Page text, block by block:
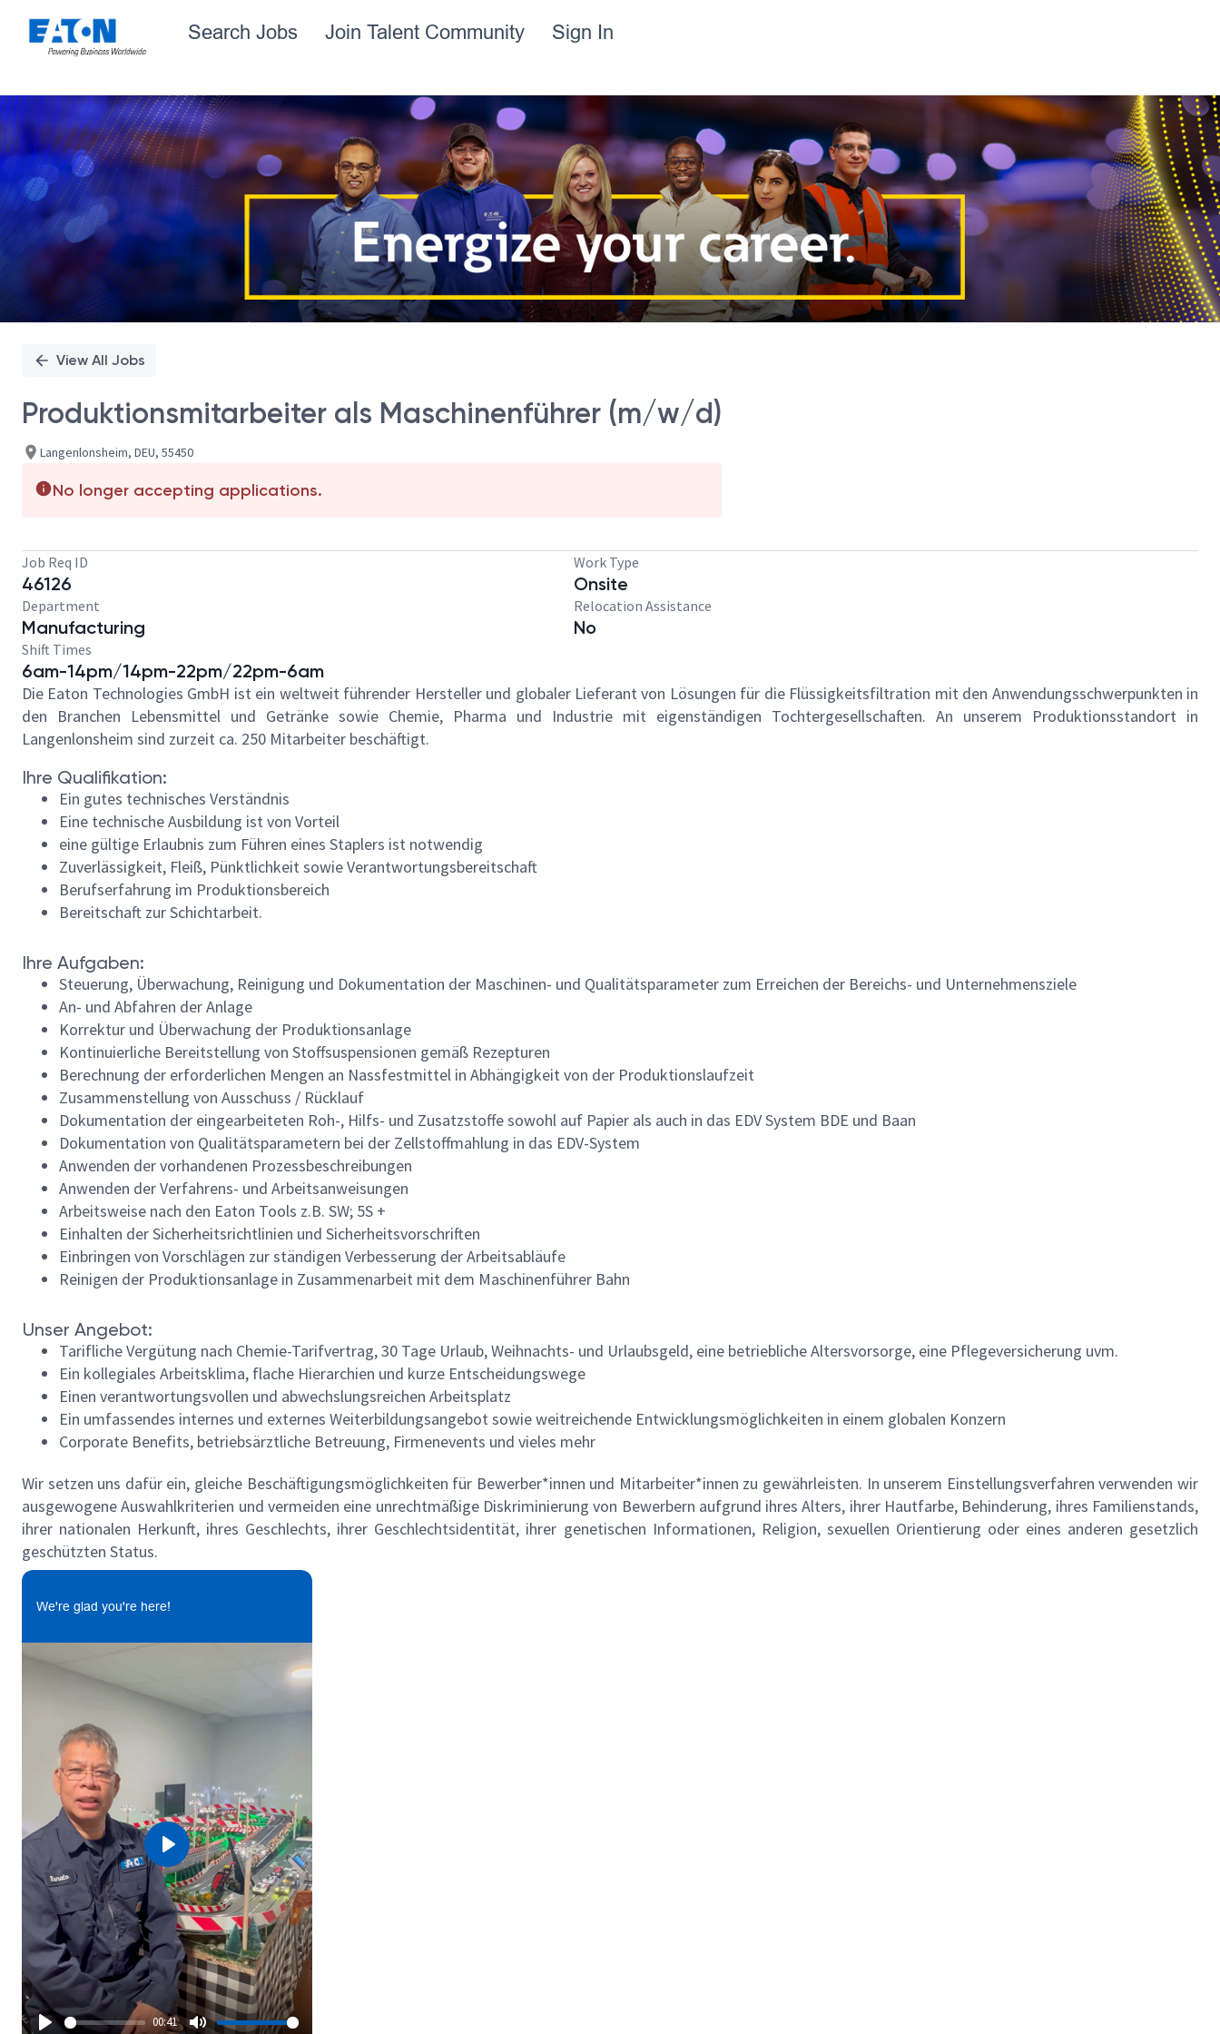
Search Jobs Join Talent Community Sign In
Single
Position
View All Jobs
Produktionsmitarbeiter als Maschinenführer (m/w/d)
Langenlonsheim, DEU, 55450
No longer accepting applications.
Job Req ID
46126
Work Type
Onsite
Department
Manufacturing
Relocation Assistance
No
Shift Times
6am-14pm/14pm-22pm/22pm-6am
Die Eaton Technologies GmbH ist ein weltweit führender Hersteller und globaler Lieferant von Lösungen für die Flüssigkeitsfiltration mit den Anwendungsschwerpunkten in
den Branchen Lebensmittel und Getränke sowie Chemie, Pharma und Industrie mit eigenständigen Tochtergesellschaften. An unserem Produktionsstandort in
Langenlonsheim sind zurzeit ca. 250 Mitarbeiter beschäftigt.
Ihre Qualifikation:
Ein gutes technisches Verständnis
Eine technische Ausbildung ist von Vorteil
eine gültige Erlaubnis zum Führen eines Staplers ist notwendig
Zuverlässigkeit, Fleiß, Pünktlichkeit sowie Verantwortungsbereitschaft
Berufserfahrung im Produktionsbereich
Bereitschaft zur Schichtarbeit.
Ihre Aufgaben:
Steuerung, Überwachung, Reinigung und Dokumentation der Maschinen- und Qualitätsparameter zum Erreichen der Bereichs- und Unternehmensziele
An- und Abfahren der Anlage
Korrektur und Überwachung der Produktionsanlage
Kontinuierliche Bereitstellung von Stoffsuspensionen gemäß Rezepturen
Berechnung der erforderlichen Mengen an Nassfestmittel in Abhängigkeit von der Produktionslaufzeit
Zusammenstellung von Ausschuss / Rücklauf
Dokumentation der eingearbeiteten Roh-, Hilfs- und Zusatzstoffe sowohl auf Papier als auch in das EDV System BDE und Baan
Dokumentation von Qualitätsparametern bei der Zellstoffmahlung in das EDV-System
Anwenden der vorhandenen Prozessbeschreibungen
Anwenden der Verfahrens- und Arbeitsanweisungen
Arbeitsweise nach den Eaton Tools z.B. SW; 5S +
Einhalten der Sicherheitsrichtlinien und Sicherheitsvorschriften
Einbringen von Vorschlägen zur ständigen Verbesserung der Arbeitsabläufe
Reinigen der Produktionsanlage in Zusammenarbeit mit dem Maschinenführer Bahn
Unser Angebot:
Tarifliche Vergütung nach Chemie-Tarifvertrag, 30 Tage Urlaub, Weihnachts- und Urlaubsgeld, eine betriebliche Altersvorsorge, eine Pflegeversicherung uvm.
Ein kollegiales Arbeitsklima, flache Hierarchien und kurze Entscheidungswege
Einen verantwortungsvollen und abwechslungsreichen Arbeitsplatz
Ein umfassendes internes und externes Weiterbildungsangebot sowie weitreichende Entwicklungsmöglichkeiten in einem globalen Konzern
Corporate Benefits, betriebsärztliche Betreuung, Firmenevents und vieles mehr
Wir setzen uns dafür ein, gleiche Beschäftigungsmöglichkeiten für Bewerber*innen und Mitarbeiter*innen zu gewährleisten. In unserem Einstellungsverfahren verwenden wir
ausgewogene Auswahlkriterien und vermeiden eine unrechtmäßige Diskriminierung von Bewerbern aufgrund ihres Alters, ihrer Hautfarbe, Behinderung, ihres Familienstands,
ihrer nationalen Herkunft, ihres Geschlechts, ihrer Geschlechtsidentität, ihrer genetischen Informationen, Religion, sexuellen Orientierung oder eines anderen gesetzlich
geschützten Status.
We're glad you're here!
00:41
Play